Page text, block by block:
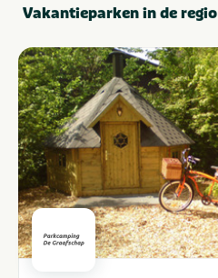
Vakantieparken in de regio